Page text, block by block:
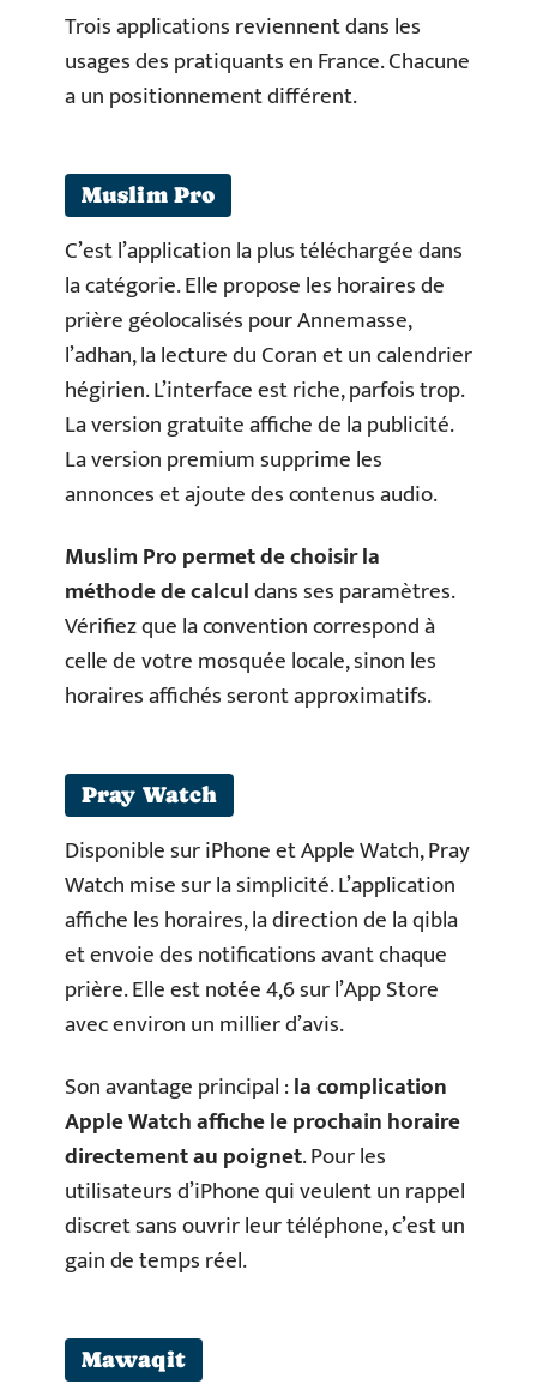
Trois applications reviennent dans les
usages des pratiquants en France. Chacune
a un positionnement différent.
Muslim Pro
C’est l’application la plus téléchargée dans
la catégorie. Elle propose les horaires de
prière géolocalisés pour Annemasse,
l’adhan, la lecture du Coran et un calendrier
hégirien. L’interface est riche, parfois trop.
La version gratuite affiche de la publicité.
La version premium supprime les
annonces et ajoute des contenus audio.
Muslim Pro permet de choisir la
méthode de calculdans ses paramètres.
Vérifiez que la convention correspond à
celle de votre mosquée locale, sinon les
horaires affichés seront approximatifs.
Pray Watch
Disponible sur iPhone et Apple Watch, Pray
Watch mise sur la simplicité. L’application
affiche les horaires, la direction de la qibla
et envoie des notifications avant chaque
prière. Elle est notée 4,6 sur l’App Store
avec environ un millier d’avis.
Son avantage principal :la complication
Apple Watch affiche le prochain horaire
directement au poignet. Pour les
utilisateurs d’iPhone qui veulent un rappel
discret sans ouvrir leur téléphone, c’est un
gain de temps réel.
Mawaqit